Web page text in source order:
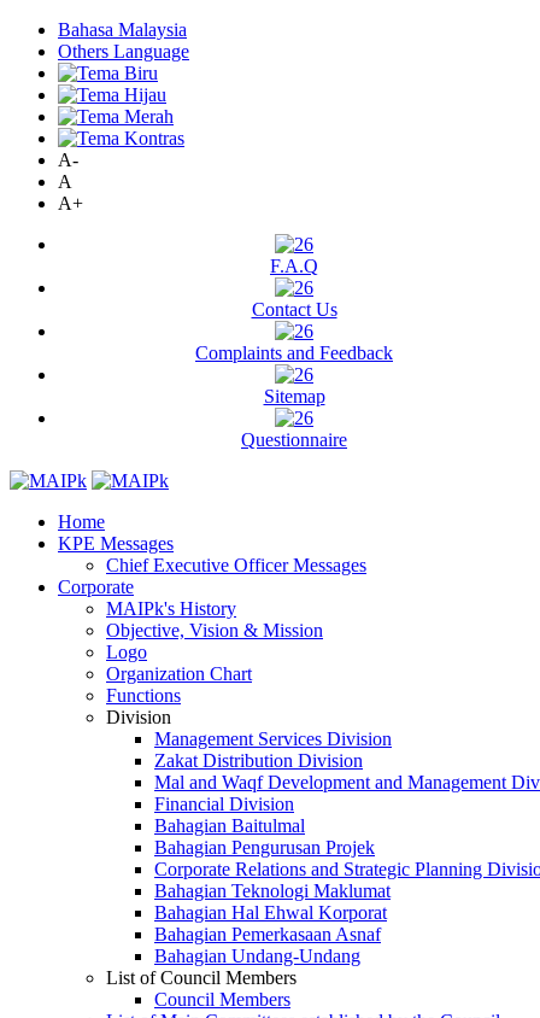
Bahasa Malaysia
Others Language
A-
A
A+
F.A.Q
Contact Us
Complaints and Feedback
Sitemap
Questionnaire
Home
KPE Messages
Chief Executive Officer Messages
Corporate
MAIPk's History
Objective, Vision & Mission
Logo
Organization Chart
Functions
Division
Management Services Division
Zakat Distribution Division
Mal and Waqf Development and Management
Financial Division
Bahagian Baitulmal
Bahagian Pengurusan Projek
Corporate Relations and Strategic Planning
Bahagian Teknologi Maklumat
Bahagian Hal Ehwal Korporat
Bahagian Pemerkasaan Asnaf
Bahagian Undang-Undang
List of Council Members
Council Members